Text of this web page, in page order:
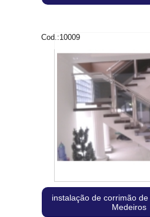
Cod.:10009
instalação de corrimão
Medeiros